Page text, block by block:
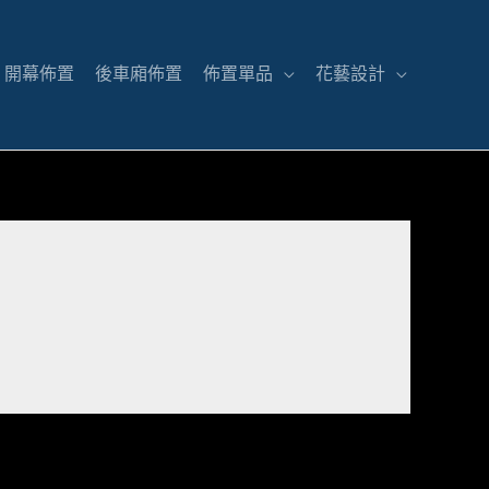
開幕佈置 後車廂佈置 佈置單品 花藝設計